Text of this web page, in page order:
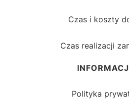
Czas i koszty
Czas realizacji
Polityka